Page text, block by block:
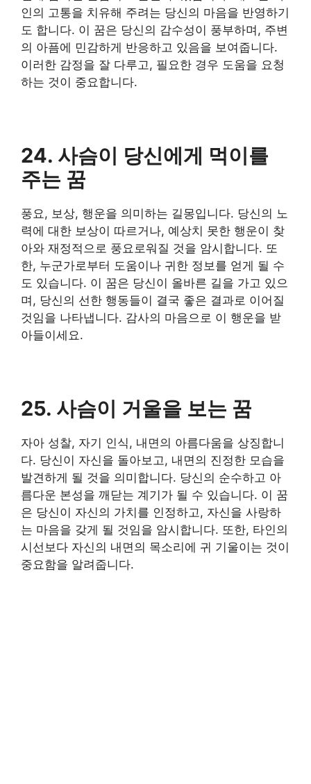
인의 고통을 치유해 주려는 당신의 마음을 반영하기
도 합니다. 이 꿈은 당신의 감수성이 풍부하며, 주변
의 아픔에 민감하게 반응하고 있음을 보여줍니다.
이러한 감정을 잘 다루고, 필요한 경우 도움을 요청
하는 것이 중요합니다.
24. 사슴이 당신에게 먹이를
주는 꿈
풍요, 보상, 행운을 의미하는 길몽입니다. 당신의 노
력에 대한 보상이 따르거나, 예상치 못한 행운이 찾
아와 재정적으로 풍요로워질 것을 암시합니다. 또
한, 누군가로부터 도움이나 귀한 정보를 얻게 될 수
도 있습니다. 이 꿈은 당신이 올바른 길을 가고 있으
며, 당신의 선한 행동들이 결국 좋은 결과로 이어질
것임을 나타냅니다. 감사의 마음으로 이 행운을 받
아들이세요.
25. 사슴이 거울을 보는 꿈
자아 성찰, 자기 인식, 내면의 아름다움을 상징합니
다. 당신이 자신을 돌아보고, 내면의 진정한 모습을
발견하게 될 것을 의미합니다. 당신의 순수하고 아
름다운 본성을 깨닫는 계기가 될 수 있습니다. 이 꿈
은 당신이 자신의 가치를 인정하고, 자신을 사랑하
는 마음을 갖게 될 것임을 암시합니다. 또한, 타인의
시선보다 자신의 내면의 목소리에 귀 기울이는 것이
중요함을 알려줍니다.